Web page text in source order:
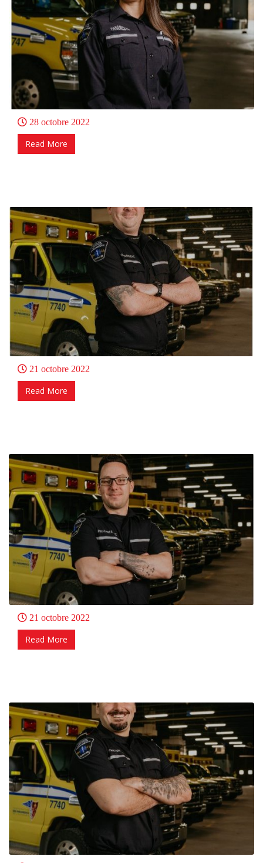
28 octobre 2022
Read More
21 octobre 2022
Read More
21 octobre 2022
Read More